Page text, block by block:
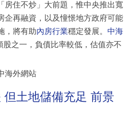
房住不炒」大前題，惟中央推出寬
企再融資，以及憧憬地方政府可能
，將有助內房行業穩定發展。 中海
股之一，負債比率較低，估值亦不
海外網站
但土地儲備充足 前景